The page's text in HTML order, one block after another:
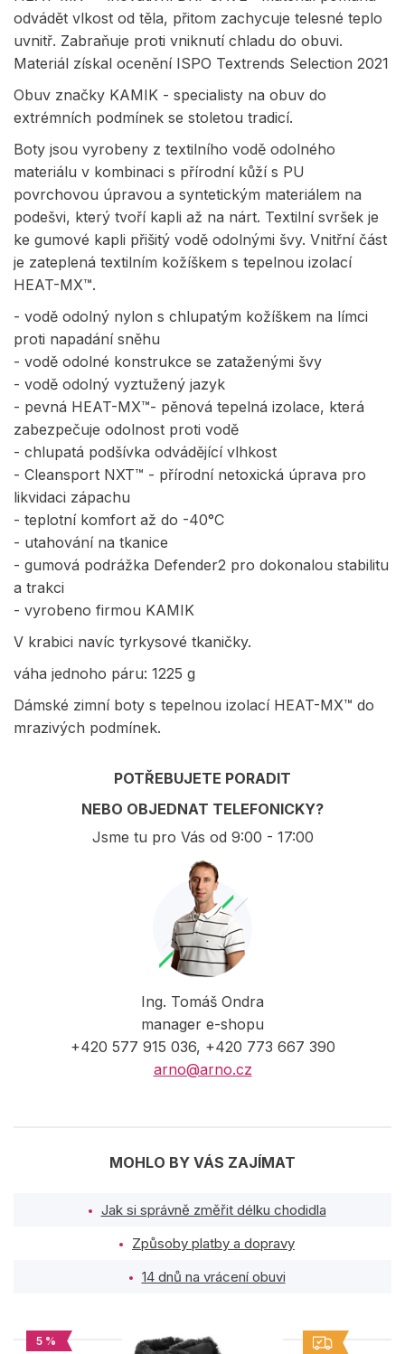
odvádět vlkost od těla, přitom zachycuje telesné teplo
uvnitř. Zabraňuje proti vniknutí chladu do obuvi.
Materiál získal ocenění ISPO Textrends Selection 2021
Obuv značky KAMIK - specialisty na obuv do
extrémních podmínek se stoletou tradicí.
Boty jsou vyrobeny z textilního vodě odolného
materiálu v kombinaci s přírodní kůží s PU
povrchovou úpravou a syntetickým materiálem na
podešvi, který tvoří kapli až na nárt. Textilní svršek je
ke gumové kapli přišitý vodě odolnými švy. Vnitřní část
je zateplená textilním kožíškem s tepelnou izolací
HEAT-MX™.
- vodě odolný nylon s chlupatým kožíškem na límci
proti napadání sněhu
- vodě odolné konstrukce se zataženými švy
- vodě odolný vyztužený jazyk
- pevná HEAT-MX™- pěnová tepelná izolace, která
zabezpečuje odolnost proti vodě
- chlupatá podšívka odvádějící vlhkost
- Cleansport NXT™ - přírodní netoxická úprava pro
likvidaci zápachu
- teplotní komfort až do -40°C
- utahování na tkanice
- gumová podrážka Defender2 pro dokonalou stabilitu
a trakci
- vyrobeno firmou KAMIK
V krabici navíc tyrkysové tkaničky.
váha jednoho páru: 1225 g
Dámské zimní boty s tepelnou izolací HEAT-MX™ do
mrazivých podmínek.
POTŘEBUJETE PORADIT
NEBO OBJEDNAT TELEFONICKY?
Jsme tu pro Vás od 9:00 - 17:00
Ing. Tomáš Ondra
manager e-shopu
+420 577 915 036, +420 773 667 390
arno@arno.cz
MOHLO BY VÁS ZAJÍMAT
Jak si správně změřit délku chodidla
Způsoby platby a dopravy
14 dnů na vrácení obuvi
5 %